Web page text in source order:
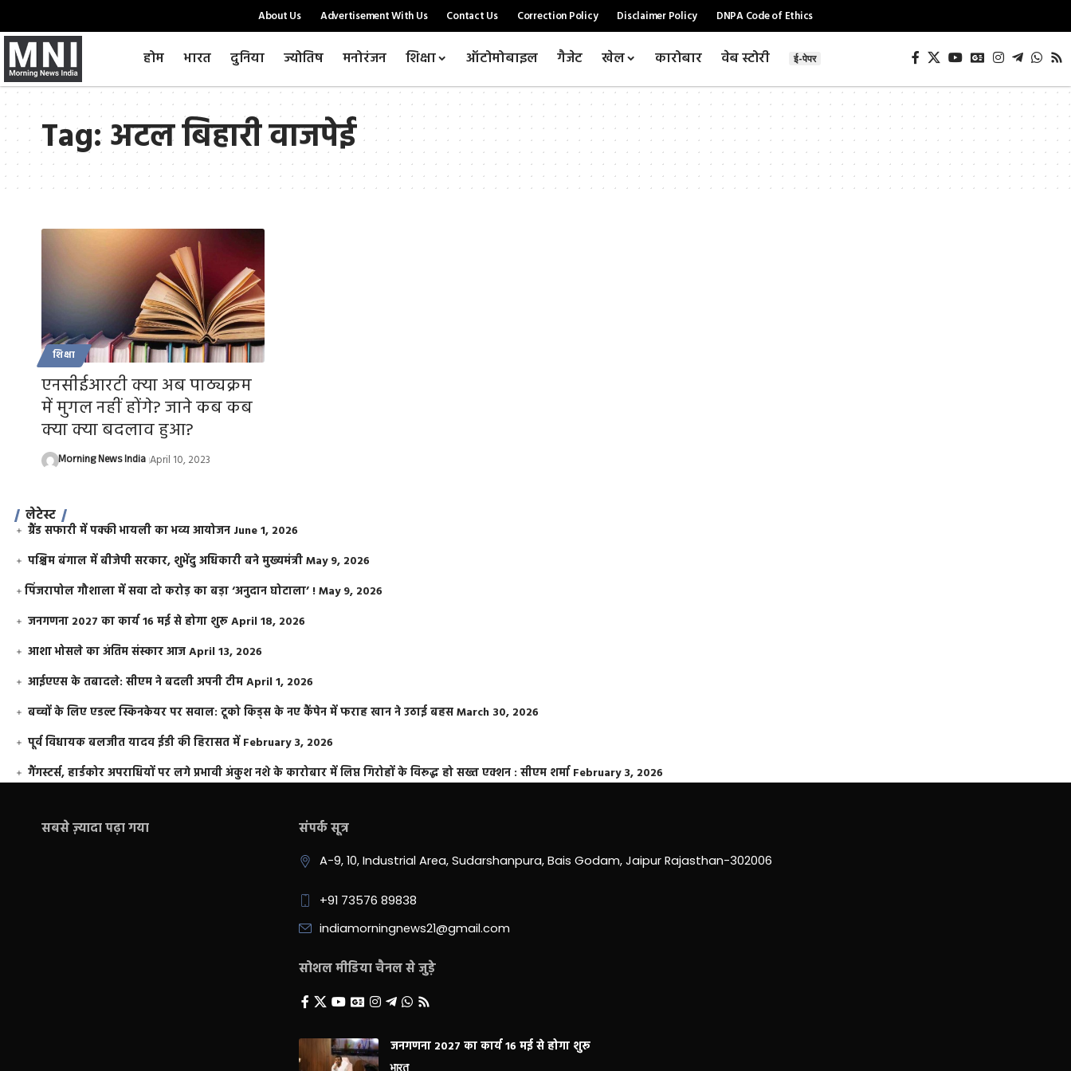
About Us Advertisement With Us Contact Us Correction Policy Disclaimer Policy DNPA Code of Ethics
होम भारत दुनिया ज्योतिष मनोरंजन शिक्षा ऑटोमोबाइल गैजेट खेल कारोबार वेब स्टोरी ई-पेपर
Tag:अटल बिहारी वाजपेई
शिक्षा
एनसीईआरटी क्या अब पाठ्यक्रम
में मुगल नहीं होंगे? जाने कब कब
क्या क्या बदलाव हुआ?
Morning News India April 10, 2023
लेटेस्ट
ग्रैंड सफारी में पक्की भायली का भव्य आयोजन June 1, 2026
पश्चिम बंगाल में बीजेपी सरकार, शुभेंदु अधिकारी बने मुख्यमंत्रीMay 9, 2026
​पिंजरापोल गौशाला में सवा दो करोड़ का बड़ा ‘अनुदान घोटाला’ !May 9, 2026
जनगणना 2027 का कार्य 16 मई से होगा शुरूApril 18, 2026
आशा भोसले का अंतिम संस्कार आजApril 13, 2026
आईएएस के तबादले: सीएम ने बदली अपनी टीमApril 1, 2026
बच्चों के लिए एडल्ट स्किनकेयर पर सवाल: टूको किड्स के नए कैंपेन में फराह खान ने उठाई बहसMarch 30, 2026
पूर्व विधायक बलजीत यादव ईडी की हिरासत में February 3, 2026
गैंगस्टर्स, हार्डकोर अपराधियों पर लगे प्रभावी अंकुश नशे के कारोबार में लिप्त गिरोहों के विरूद्ध हो सख्त एक्शन : सीएम शर्मा February 3, 2026
सबसे ज़्यादा पढ़ा गया संपर्क सूत्र
A-9, 10, Industrial Area, Sudarshanpura, Bais Godam, Jaipur Rajasthan-302006
+91 73576 89838
indiamorningnews21@gmail.com
सोशल मीडिया चैनल से जुड़े
जनगणना 2027 का कार्य 16 मई से होगा शुरू